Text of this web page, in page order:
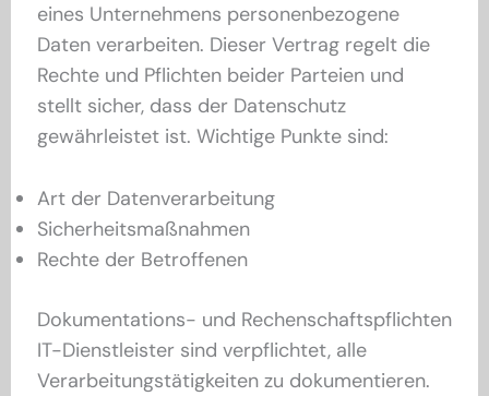
eines Unternehmens personenbezogene
Daten verarbeiten. Dieser Vertrag regelt die
Rechte und Pflichten beider Parteien und
stellt sicher, dass der Datenschutz
gewährleistet ist. Wichtige Punkte sind:
Art der Datenverarbeitung
Sicherheitsmaßnahmen
Rechte der Betroffenen
Dokumentations- und Rechenschaftspflichten
IT-Dienstleister sind verpflichtet, alle
Verarbeitungstätigkeiten zu dokumentieren.